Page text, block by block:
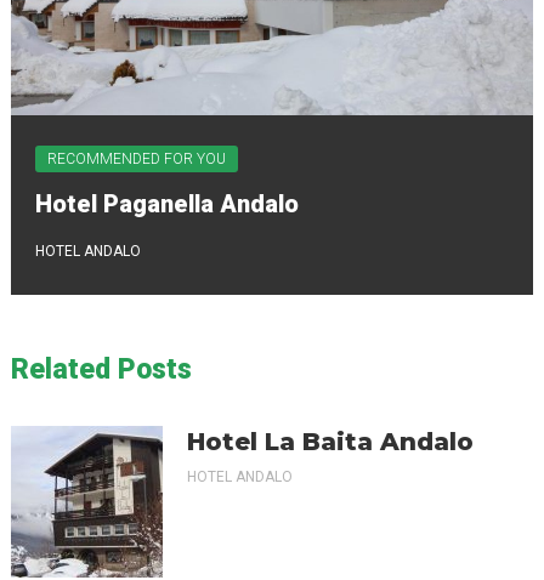
RECOMMENDED FOR YOU
Hotel Paganella Andalo
HOTEL ANDALO
Related Posts
Hotel La Baita Andalo
HOTEL ANDALO